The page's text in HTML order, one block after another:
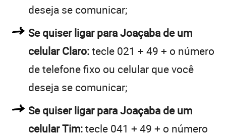
deseja se comunicar;
Se quiser ligar para Joaçaba de um
celular Claro:tecle 021 + 49 + o número
de telefone fixo ou celular que você
deseja se comunicar;
Se quiser ligar para Joaçaba de um
celular Tim:tecle 041 + 49 + o número